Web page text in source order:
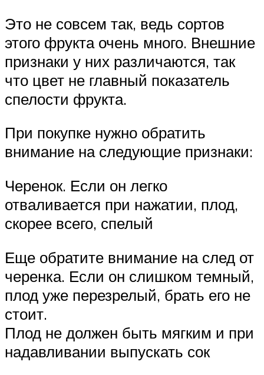
Это не совсем так, ведь сортов
этого фрукта очень много. Внешние
признаки у них различаются, так
что цвет не главный показатель
спелости фрукта.
При покупке нужно обратить
внимание на следующие признаки:
Черенок. Если он легко
отваливается при нажатии, плод,
скорее всего, спелый
Еще обратите внимание на след от
черенка. Если он слишком темный,
плод уже перезрелый, брать его не
стоит.
Плод не должен быть мягким и при
надавливании выпускать сок